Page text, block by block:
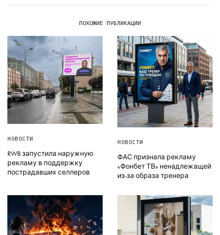
ПОХОЖИЕ ПУБЛИКАЦИИ
НОВОСТИ
RWB запустила наружную
рекламу в поддержку
пострадавших селлеров
НОВОСТИ
ФАС признала рекламу
«Фонбет ТВ» ненадлежащей
из-за образа тренера